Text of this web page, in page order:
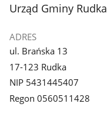
stopka
Urząd Gminy Rudka
ADRES
ul. Brańska 13
17-123 Rudka
NIP 5431445407
Regon 0560511428